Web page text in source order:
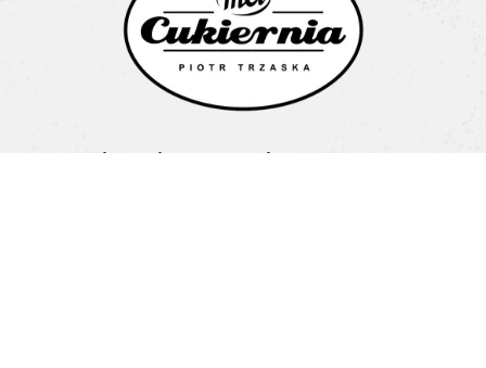
Cukiernia Mel Piotr Trzaska